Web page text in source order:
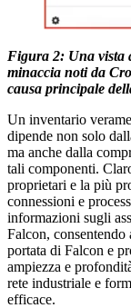
Figura 2: Una vista
minaccia noti da
causa principale
Un inventario
dipende non solo
ma anche dalla
tali componenti.
proprietari e la più
connessioni e
informazioni sugli
Falcon, consentendo
portata di Falcon e
ampiezza e
rete industriale e
efficace.